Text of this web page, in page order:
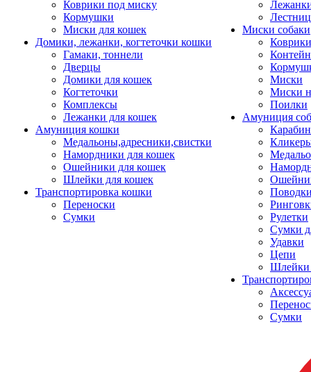
Коврики под миску
Кормушки
Миски для кошек
Домики, лежанки, когтеточки кошки
Гамаки, тоннели
Дверцы
Домики для кошек
Когтеточки
Комплексы
Лежанки для кошек
Амуниция кошки
Медальоны,адресники,свистки
Намордники для кошек
Ошейники для кошек
Шлейки для кошек
Транспортировка кошки
Переноски
Сумки
Миски собаки
Миски
Миски
Поилки
Амуниция
Рулетки
Сумки
Удавки
Цепи
Шлейки
Сумки